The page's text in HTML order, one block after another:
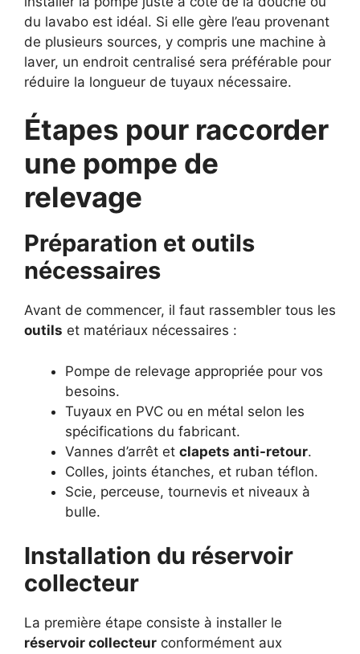
du lavabo est idéal. Si elle gère l’eau provenant
de plusieurs sources, y compris une machine à
laver, un endroit centralisé sera préférable pour
réduire la longueur de tuyaux nécessaire.
Étapes pour raccorder
une pompe de
relevage
Préparation et outils
nécessaires
Avant de commencer, il faut rassembler tous les
outils et matériaux nécessaires :
Pompe de relevage appropriée pour vos
besoins.
Tuyaux en PVC ou en métal selon les
spécifications du fabricant.
Vannes d’arrêt et clapets anti-retour.
Colles, joints étanches, et ruban téflon.
Scie, perceuse, tournevis et niveaux à
bulle.
Installation du réservoir
collecteur
La première étape consiste à installer le
réservoir collecteur conformément aux